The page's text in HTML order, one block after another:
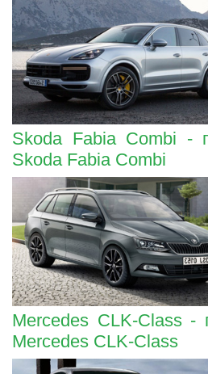
Skoda Fabia Combi -
Skoda Fabia Combi
Mercedes CLK-Class -
Mercedes CLK-Class